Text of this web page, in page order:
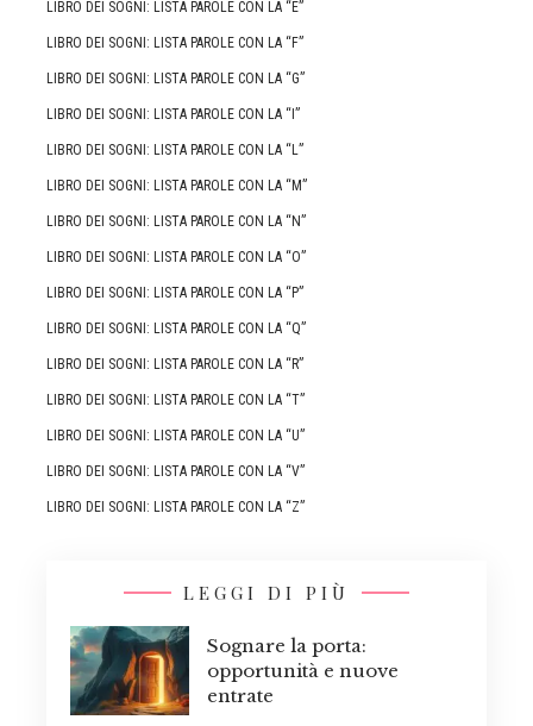
LIBRO DEI SOGNI: LISTA PAROLE CON LA “E”
LIBRO DEI SOGNI: LISTA PAROLE CON LA “F”
LIBRO DEI SOGNI: LISTA PAROLE CON LA “G”
LIBRO DEI SOGNI: LISTA PAROLE CON LA “I”
LIBRO DEI SOGNI: LISTA PAROLE CON LA “L”
LIBRO DEI SOGNI: LISTA PAROLE CON LA “M”
LIBRO DEI SOGNI: LISTA PAROLE CON LA “N”
LIBRO DEI SOGNI: LISTA PAROLE CON LA “O”
LIBRO DEI SOGNI: LISTA PAROLE CON LA “P”
LIBRO DEI SOGNI: LISTA PAROLE CON LA “Q”
LIBRO DEI SOGNI: LISTA PAROLE CON LA “R”
LIBRO DEI SOGNI: LISTA PAROLE CON LA “T”
LIBRO DEI SOGNI: LISTA PAROLE CON LA “U”
LIBRO DEI SOGNI: LISTA PAROLE CON LA “V”
LIBRO DEI SOGNI: LISTA PAROLE CON LA “Z”
LEGGI DI PIÙ
Sognare la porta:
opportunità e nuove
entrate